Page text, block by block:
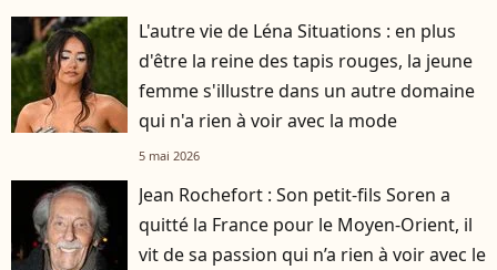
L'autre vie de Léna Situations : en plus
d'être la reine des tapis rouges, la jeune
femme s'illustre dans un autre domaine
qui n'a rien à voir avec la mode
5 mai 2026
Jean Rochefort : Son petit-fils Soren a
quitté la France pour le Moyen-Orient, il
vit de sa passion qui n’a rien à voir avec le